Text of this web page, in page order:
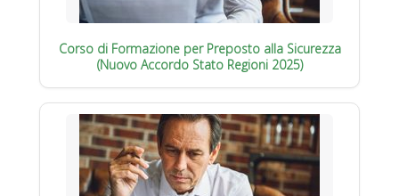
Corso di Formazione per Preposto alla Sicurezza
(Nuovo Accordo Stato Regioni 2025)